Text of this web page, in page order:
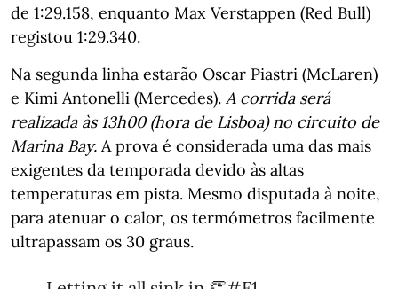
de 1:29.158, enquanto Max Verstappen (Red Bull)
registou 1:29.340.
Na segunda linha estarão Oscar Piastri (McLaren)
e Kimi Antonelli (Mercedes). A corrida será
realizada às 13h00 (hora de Lisboa) no circuito de
Marina Bay. A prova é considerada uma das mais
exigentes da temporada devido às altas
temperaturas em pista. Mesmo disputada à noite,
para atenuar o calor, os termómetros facilmente
ultrapassam os 30 graus.